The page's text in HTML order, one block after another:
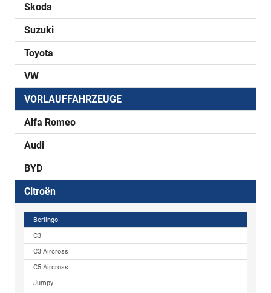
Skoda
Suzuki
Toyota
VW
VORLAUFFAHRZEUGE
Alfa Romeo
Audi
BYD
Citroën
Berlingo
C3
C3 Aircross
C5 Aircross
Jumpy